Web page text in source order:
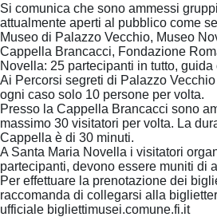
Si comunica che sono ammessi
attualmente aperti al pubblico come
Museo di Palazzo Vecchio, Museo
Cappella Brancacci, Fondazione
Novella: 25 partecipanti in tutto, guida
Ai Percorsi segreti di Palazzo
ogni caso solo 10 persone per volta.
Presso la Cappella Brancacci sono
massimo 30 visitatori per volta. La
Cappella è di 30 minuti.
A Santa Maria Novella i visitatori
partecipanti, devono essere muniti di
Per effettuare la prenotazione dei
raccomanda di collegarsi alla
ufficiale bigliettimusei.comune.fi.it